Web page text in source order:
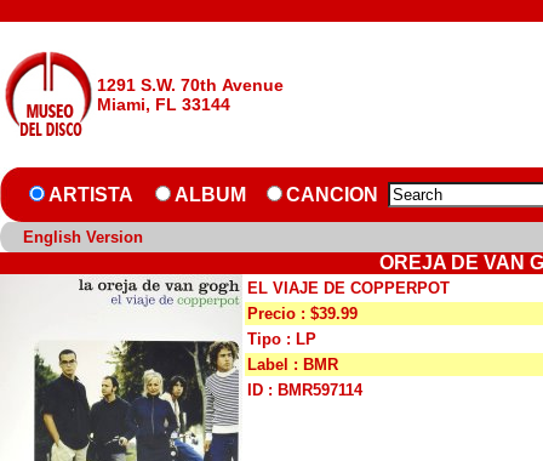
1291 S.W. 70th Avenue
Miami, FL 33144
ARTISTA ALBUM CANCION
English Version
OREJA DE VAN
EL VIAJE DE COPPERPOT
Precio : $39.99
Tipo : LP
Label : BMR
ID : BMR597114